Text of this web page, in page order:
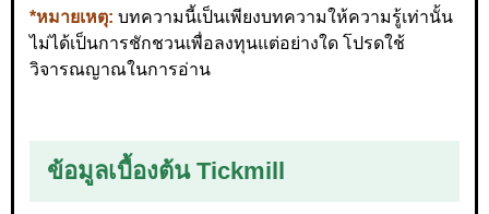
*หมายเหตุ: บทความนี้เป็นเพียงบทความให้ความรู้เท่านั้น
ไม่ได้เป็นการชักชวนเพื่อลงทุนแต่อย่างใด โปรดใช้
วิจารณญาณในการอ่าน
ข้อมูลเบื้องต้น Tickmill